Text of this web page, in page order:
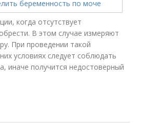
когда отсутствует
В этом случае измеряют
При проведении такой
условиях следует соблюдать
иначе получится недостоверный